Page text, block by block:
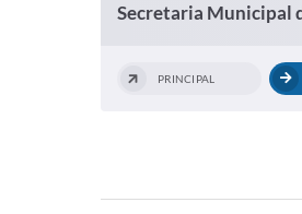
Secretaria Municipal
PRINCIPAL